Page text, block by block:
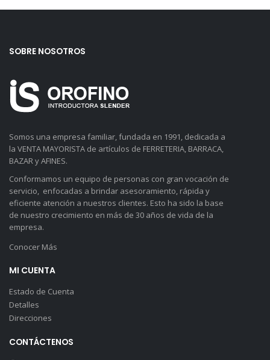
SOBRE NOSOTROS
Somos una empresa familiar, fundada en 1991, dedicada a
la VENTA MAYORISTA de artículos de FERRETERIA, BARRACA,
BAZAR y AFINES.
Conformamos un equipo de personas con gran vocación de
servicio, enfocadas a brindar asesoramiento, rápida y
eficiente atención a nuestros clientes. Esto ha sido la base
de nuestro crecimiento en más de 30 años de vida de la
empresa.
Conocer Más
MI CUENTA
Estado de Cuenta
Detalles
Direcciones
CONTÁCTENOS